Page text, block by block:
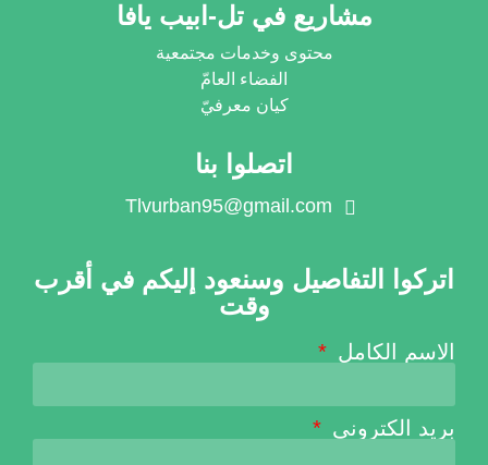
مشاريع في تل-ابيب يافا
محتوى وخدمات مجتمعية
الفضاء العامّ
كيان معرفيّ
اتصلوا بنا
Tlvurban95@gmail.com
اتركوا التفاصيل وسنعود إليكم في أقرب
وقت
الاسم الكامل
بريد الكتروني